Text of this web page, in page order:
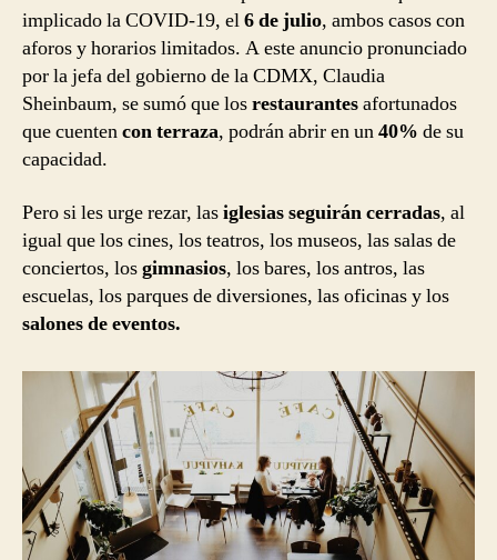
implicado la COVID-19, el6 de julio, ambos casos con
aforos y horarios limitados. A este anuncio pronunciado
por la jefa del gobierno de la CDMX, Claudia
Sheinbaum, se sumó que losrestaurantesafortunados
que cuentencon terraza, podrán abrir en un40% de su
capacidad.
Pero si les urge rezar, lasiglesias seguirán cerradas, al
igual que los cines, los teatros, los museos, las salas de
conciertos, losgimnasios, los bares, los antros, las
escuelas, los parques de diversiones, las oficinas y los
salones de eventos.